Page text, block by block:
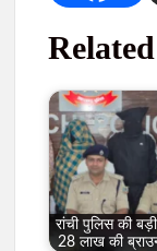
रांची पुलिस की बड़ी
28 लाख की